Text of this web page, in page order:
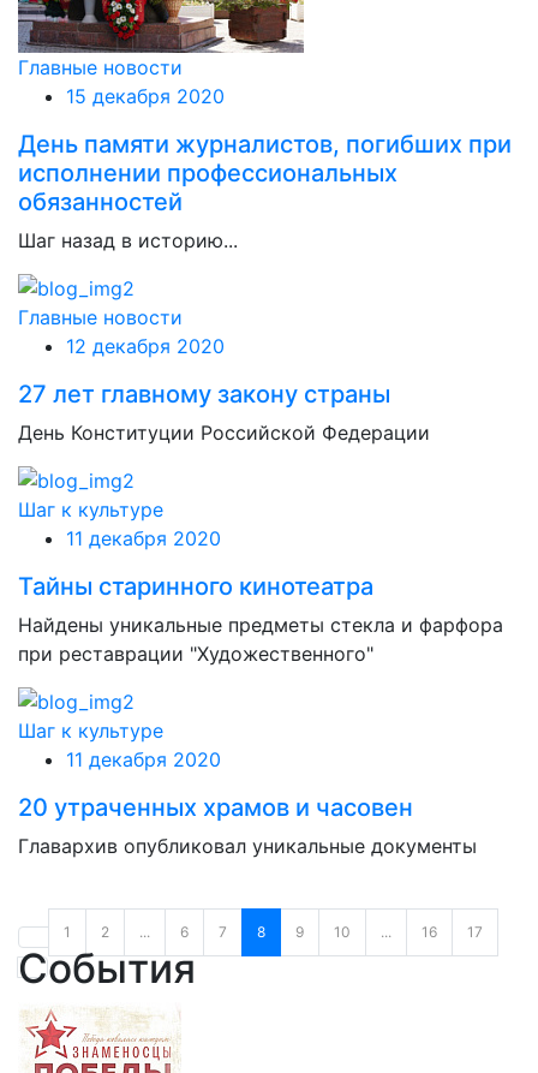
Главные новости
15 декабря 2020
День памяти журналистов, погибших при
исполнении профессиональных
обязанностей
Шаг назад в историю...
Главные новости
12 декабря 2020
27 лет главному закону страны
День Конституции Российской Федерации
Шаг к культуре
11 декабря 2020
Тайны старинного кинотеатра
Найдены уникальные предметы стекла и фарфора
при реставрации "Художественного"
Шаг к культуре
11 декабря 2020
20 утраченных храмов и часовен
Главархив опубликовал уникальные документы
1 2 ... 6 7 8 9 10 ... 16 17
События